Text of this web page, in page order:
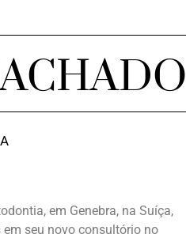
em Genebra, na Suíça,
em seu novo consultório no